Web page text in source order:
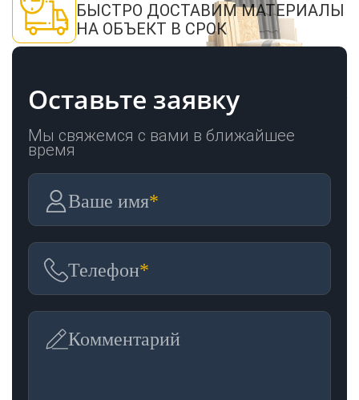
БЫСТРО ДОСТАВИМ МАТЕРИАЛЫ
НА ОБЪЕКТ В СРОК
Оставьте заявку
Мы свяжемся с вами в ближайшее
время
Ваше имя*
Телефон*
Комментарий